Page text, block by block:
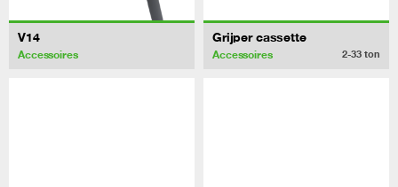
V14
Accessoires
Grijper cassette
Accessoires 2-33 ton